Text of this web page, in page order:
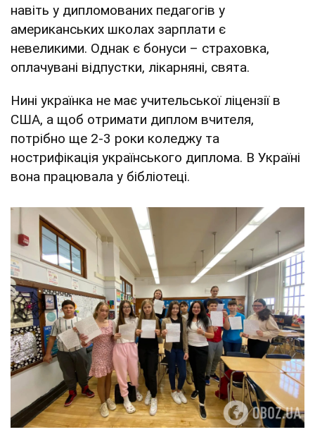
навіть у дипломованих педагогів у
американських школах зарплати є
невеликими. Однак є бонуси – страховка,
оплачувані відпустки, лікарняні, свята.
Нині українка не має учительської ліцензії в
США, а щоб отримати диплом вчителя,
потрібно ще 2-3 роки коледжу та
нострифікація українського диплома. В Україні
вона працювала у бібліотеці.